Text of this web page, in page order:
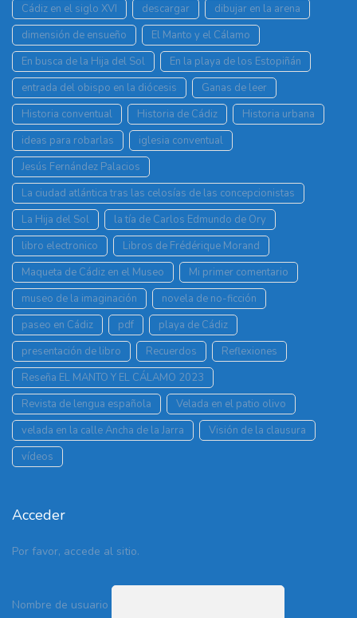
Cádiz en el siglo XVI
descargar
dibujar en la arena
dimensión de ensueño
El Manto y el Cálamo
En busca de la Hija del Sol
En la playa de los Estopiñán
entrada del obispo en la diócesis
Ganas de leer
Historia conventual
Historia de Cádiz
Historia urbana
ideas para robarlas
iglesia conventual
Jesús Fernández Palacios
La ciudad atlántica tras las celosías de las concepcionistas
La Hija del Sol
la tía de Carlos Edmundo de Ory
libro electronico
Libros de Frédérique Morand
Maqueta de Cádiz en el Museo
Mi primer comentario
museo de la imaginación
novela de no-ficción
paseo en Cádiz
pdf
playa de Cádiz
presentación de libro
Recuerdos
Reflexiones
Reseña EL MANTO Y EL CÁLAMO 2023
Revista de lengua española
Velada en el patio olivo
velada en la calle Ancha de la Jarra
Visión de la clausura
vídeos
Acceder
Por favor, accede al sitio.
Nombre de usuario